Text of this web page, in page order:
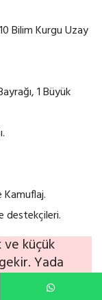
Bilim Kurgu Uzay
1 Büyük
Kamuflaj.
destekçileri.
küçük
Yada
sınırlıdır